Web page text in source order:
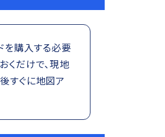
を購入する必要
くだけで、現地
すぐに地図ア